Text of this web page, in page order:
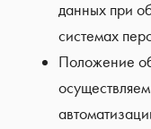
данных при
системах
Положение